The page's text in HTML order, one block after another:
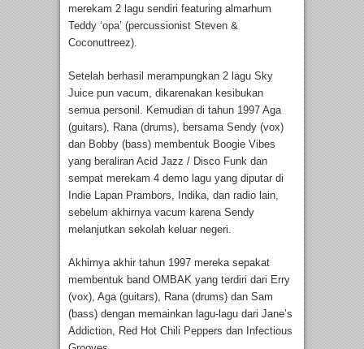
merekam 2 lagu sendiri featuring almarhum
Teddy ‘opa’ (percussionist Steven &
Coconuttreez).
Setelah berhasil merampungkan 2 lagu Sky
Juice pun vacum, dikarenakan kesibukan
semua personil. Kemudian di tahun 1997 Aga
(guitars), Rana (drums), bersama Sendy (vox)
dan Bobby (bass) membentuk Boogie Vibes
yang beraliran Acid Jazz / Disco Funk dan
sempat merekam 4 demo lagu yang diputar di
Indie Lapan Prambors, Indika, dan radio lain,
sebelum akhirnya vacum karena Sendy
melanjutkan sekolah keluar negeri.
Akhirnya akhir tahun 1997 mereka sepakat
membentuk band OMBAK yang terdiri dari Erry
(vox), Aga (guitars), Rana (drums) dan Sam
(bass) dengan memainkan lagu-lagu dari Jane’s
Addiction, Red Hot Chili Peppers dan Infectious